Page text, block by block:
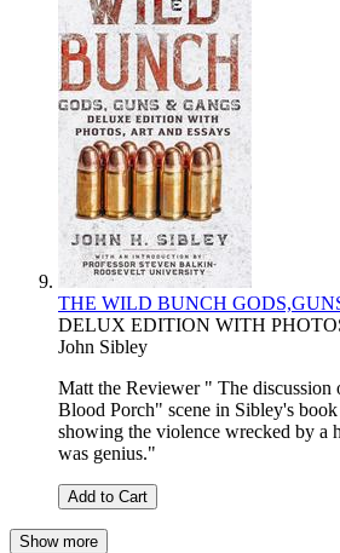
THE WILD BUNCH
DELUX EDITION WITH
John Sibley
Matt the Reviewer " The discussion
Blood Porch" scene in Sibley's
showing the violence wrecked by a
was genius."
Add to Cart
Show more